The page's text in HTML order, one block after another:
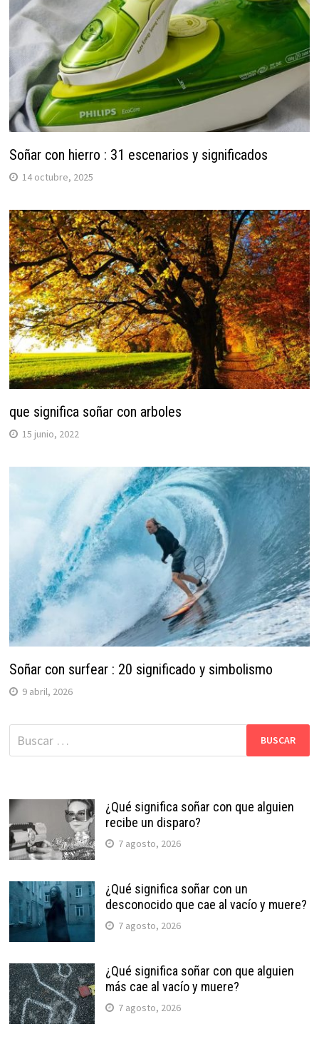
Soñar con hierro : 31 escenarios y significados
14 octubre, 2025
que significa soñar con arboles
15 junio, 2022
Soñar con surfear : 20 significado y simbolismo
9 abril, 2026
Buscar:
¿Qué significa soñar con que alguien
recibe un disparo?
7 agosto, 2026
¿Qué significa soñar con un
desconocido que cae al vacío y muere?
7 agosto, 2026
¿Qué significa soñar con que alguien
más cae al vacío y muere?
7 agosto, 2026